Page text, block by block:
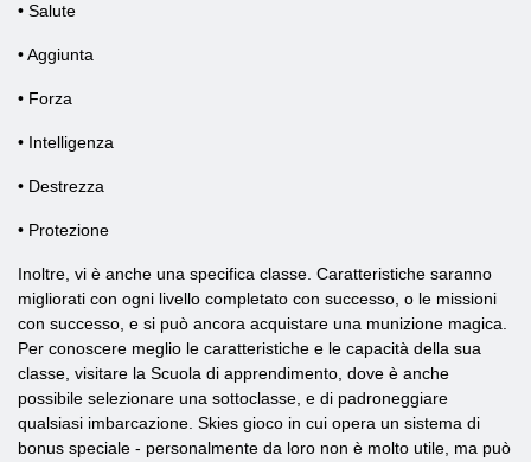
• Salute
• Aggiunta
• Forza
• Intelligenza
• Destrezza
• Protezione
Inoltre, vi è anche una specifica classe. Caratteristiche saranno
migliorati con ogni livello completato con successo, o le missioni
con successo, e si può ancora acquistare una munizione magica.
Per conoscere meglio le caratteristiche e le capacità della sua
classe, visitare la Scuola di apprendimento, dove è anche
possibile selezionare una sottoclasse, e di padroneggiare
qualsiasi imbarcazione. Skies gioco in cui opera un sistema di
bonus speciale - personalmente da loro non è molto utile, ma può